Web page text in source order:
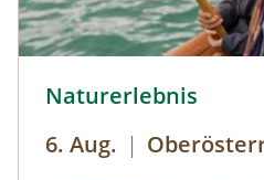
Naturerlebnis
6. Aug. |